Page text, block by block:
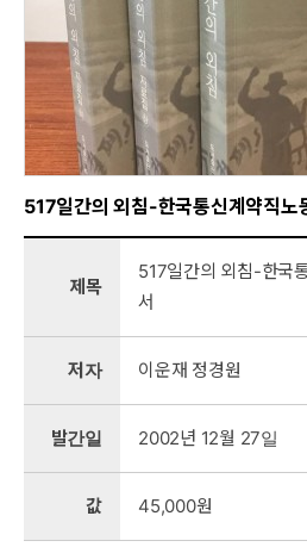
517일간의 외침-한국통신계약직노
제목
517일간의 외침-한국
서
저자 이운재 정경원
발간일 2002년 12월 27일
값 45,000원